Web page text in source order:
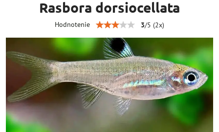
Rasbora dorsiocellata
Hodnotenie 3/5 (2x)